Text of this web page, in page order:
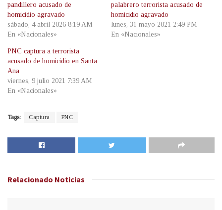
pandillero acusado de
homicidio agravado
sábado, 4 abril 2026 8:19 AM
En «Nacionales»
palabrero terrorista acusado de
homicidio agravado
lunes, 31 mayo 2021 2:49 PM
En «Nacionales»
PNC captura a terrorista
acusado de homicidio en Santa
Ana
viernes, 9 julio 2021 7:39 AM
En «Nacionales»
Tags: Captura PNC
Relacionado Noticias